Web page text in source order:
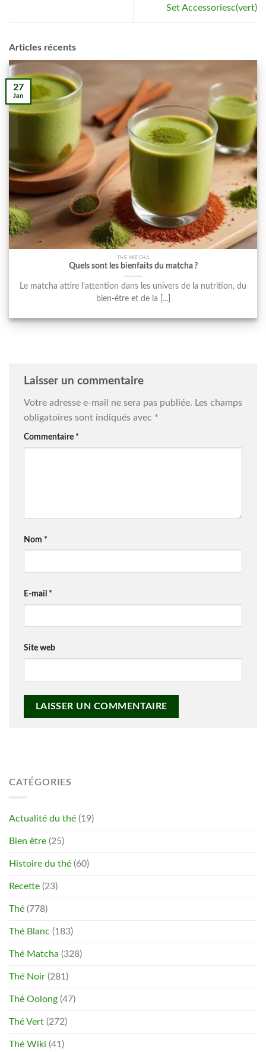
Set Accessoriesc(vert)
Articles récents
THÉ MATCHA
Quels sont les bienfaits du matcha ?
Le matcha attire l’attention dans les univers de la nutrition, du
bien-être et de la [...]
27
Jan
Laisser un commentaire
Votre adresse e-mail ne sera pas publiée. Les champs
obligatoires sont indiqués avec *
Commentaire *
Nom *
E-mail *
Site web
CATÉGORIES
Actualité du thé (19)
Bien être (25)
Histoire du thé (60)
Recette (23)
Thé (778)
Thé Blanc (183)
Thé Matcha (328)
Thé Noir (281)
Thé Oolong (47)
Thé Vert (272)
Thé Wiki (41)